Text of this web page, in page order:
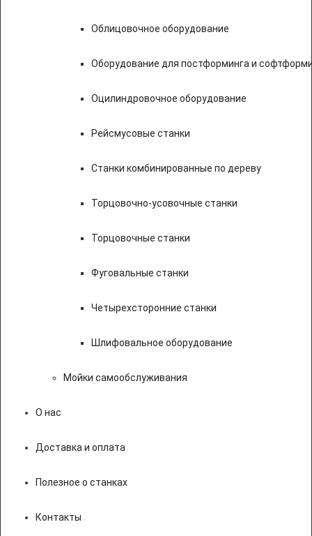
Облицовочное оборудование
Оборудование для постформинга и
Оцилиндровочное оборудование
Рейсмусовые станки
Станки комбинированные по дереву
Торцовочно-усовочные станки
Торцовочные станки
Фуговальные станки
Четырехсторонние станки
Шлифовальное оборудование
Мойки самообслуживания
О нас
Доставка и оплата
Полезное о станках
Контакты